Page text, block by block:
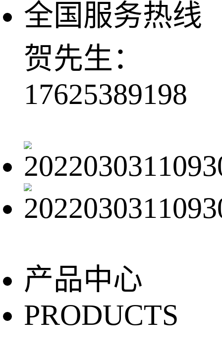
全国服务热线
贺先生：
17625389198
产品中心
PRODUCTS